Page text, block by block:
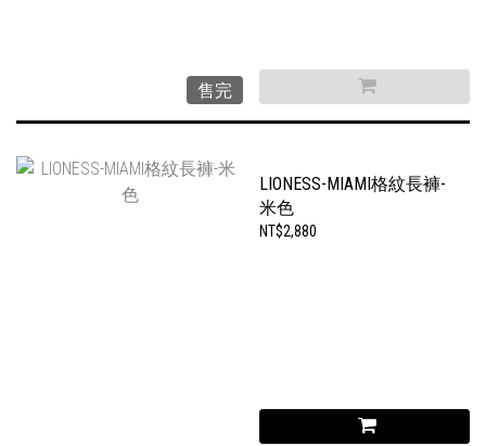
售完
LIONESS-MIAMI格紋長褲-
米色
NT$2,880